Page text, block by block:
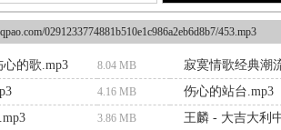
0291233774881b510e1c986a2eb6d8b7/453.mp3
的歌.mp3 8.04 MB
4.16 MB
伤心的站台.mp3
3.86 MB
王麟 - 大吉大利